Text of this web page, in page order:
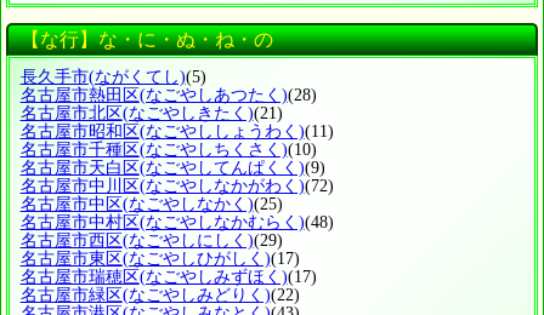
【な行】な・に・ぬ・ね・の
長久手市(ながくてし)(5)
名古屋市熱田区(なごやしあつたく)(28)
名古屋市北区(なごやしきたく)(21)
名古屋市昭和区(なごやししょうわく)(11)
名古屋市千種区(なごやしちくさく)(10)
名古屋市天白区(なごやしてんぱくく)(9)
名古屋市中川区(なごやしなかがわく)(72)
名古屋市中区(なごやしなかく)(25)
名古屋市中村区(なごやしなかむらく)(48)
名古屋市西区(なごやしにしく)(29)
名古屋市東区(なごやしひがしく)(17)
名古屋市瑞穂区(なごやしみずほく)(17)
名古屋市緑区(なごやしみどりく)(22)